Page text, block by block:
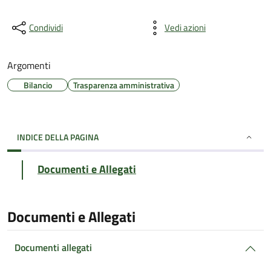
Condividi Vedi azioni
Argomenti
Bilancio Trasparenza amministrativa
INDICE DELLA PAGINA
Documenti e Allegati
Documenti e Allegati
Documenti allegati